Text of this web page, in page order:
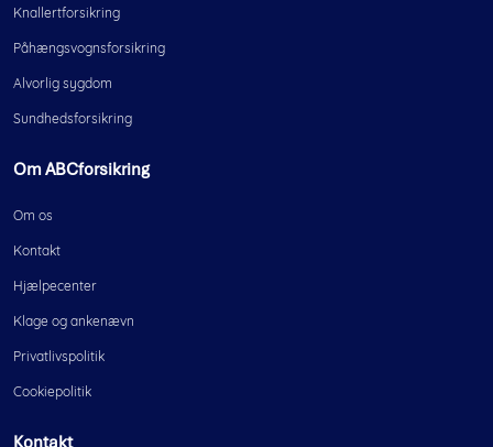
Knallertforsikring
Påhængsvognsforsikring
Alvorlig sygdom
Sundhedsforsikring
Om ABCforsikring
Om os
Kontakt
Hjælpecenter
Klage og ankenævn
Privatlivspolitik
Cookiepolitik
Kontakt